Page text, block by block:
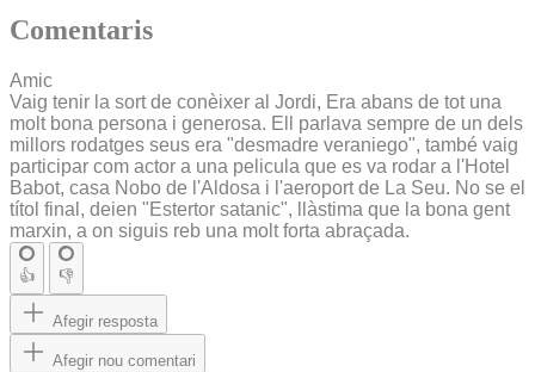
Comentaris
Amic
Vaig tenir la sort de conèixer al Jordi, Era abans de tot una
molt bona persona i generosa. Ell parlava sempre de un dels
millors rodatges seus era "desmadre veraniego", també vaig
participar com actor a una pelicula que es va rodar a l'Hotel
Babot, casa Nobo de l'Aldosa i l'aeroport de La Seu. No se el
títol final, deien "Estertor satanic", llàstima que la bona gent
marxin, a on siguis reb una molt forta abraçada.
👍 👎
Afegir resposta
Afegir nou comentari